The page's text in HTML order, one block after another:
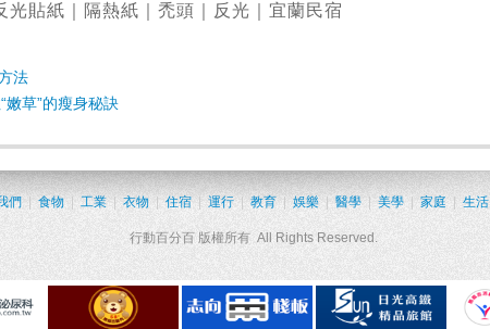
光貼紙 隔熱紙 禿頭 反光 宜蘭民宿
法
嫩草”的瘦身秘訣
們 食物 工業 | 衣物 住宿 | 運行 | 教育 | 娛樂 | 醫學 | 美學 家庭 生活
行動百分百 版權所有 All Rights Reserved.